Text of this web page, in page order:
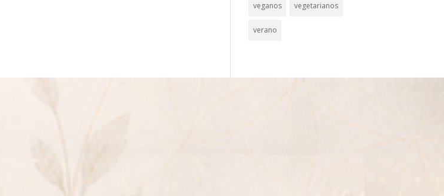
veganos vegetarianos
verano